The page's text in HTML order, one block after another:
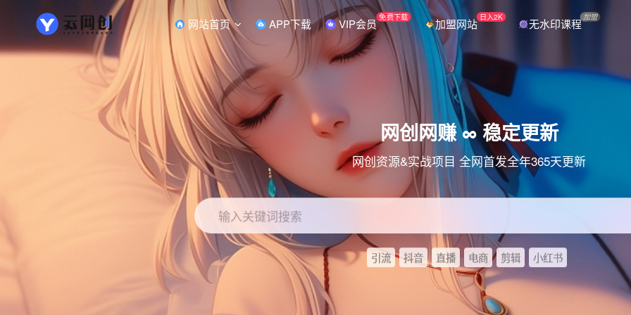
网站首页 APP下载 VIP会员 免费下载 加盟网站 日入2K 无水印课程加盟
网创网赚 ∞ 稳定更新
网创资源&实战项目 全网首发全年365天更新
输入关键词搜索
引流 抖音 直播 电商 剪辑 小红书